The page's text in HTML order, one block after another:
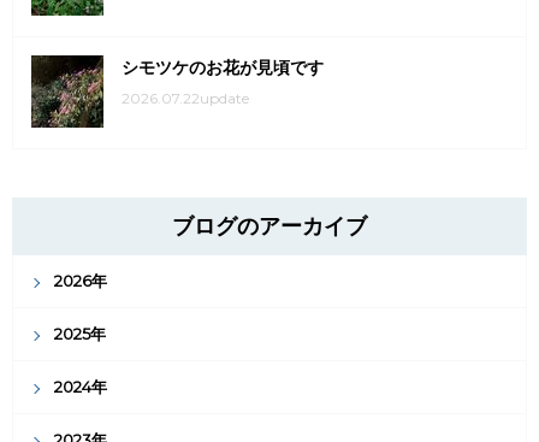
シモツケのお花が見頃です
2026.07.22update
ブログのアーカイブ
2026年
2025年
2024年